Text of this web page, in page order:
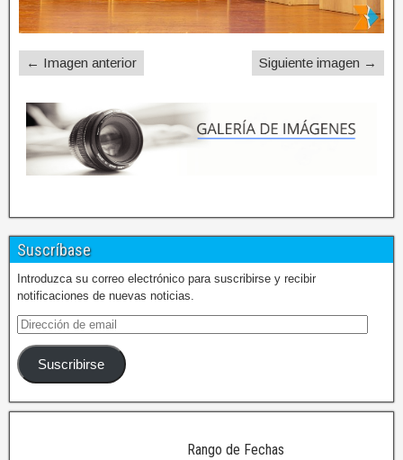
← Imagen anterior Siguiente imagen →
Suscríbase
Introduzca su correo electrónico para suscribirse y recibir
notificaciones de nuevas noticias.
Suscribirse
Rango de Fechas